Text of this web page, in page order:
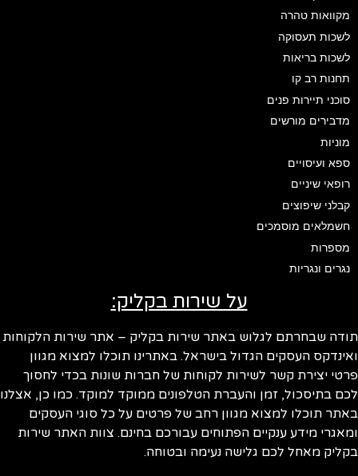
מקוואות טהרה
לשכות תעסוקה
לשכות בריאות
תחנות רב קו
סוכני תיירות פנים
מדבירים מורשים
מוניות
ספא ועיסויים
רופאי שיניים
קבלני שיפוצים
חשמלאים מוסמכים
מספרות
נגרים ונגריות
על שירות בקליק:
שבחרתם לגלוש באתר שירות בקליק – אתר שירות הלקוחות
העסקים הגדול בישראל. באתרינו תוכלו למצוא מגוון
יצירת קשר לשירות לקוחות של חברות שונות בכדי לחסוך
בתיסכול, זמן והעברת הטלפונים ממוקד למוקד. כמו כן, אצלנו
תוכלו למצוא מגוון רחב של פרטים על כל סוגי העסקים
מידע ענקיים הפתוחים עבורכם בחינם. צוות האתר שירות
מאחל לכם גלישה נעימה ובטוחה.